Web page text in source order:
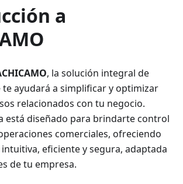
a
, la solución integral de
ayudará a simplificar y optimizar
relacionados con tu negocio.
está diseñado para brindarte control
comerciales, ofreciendo
eficiente y segura, adaptada
de tu empresa.